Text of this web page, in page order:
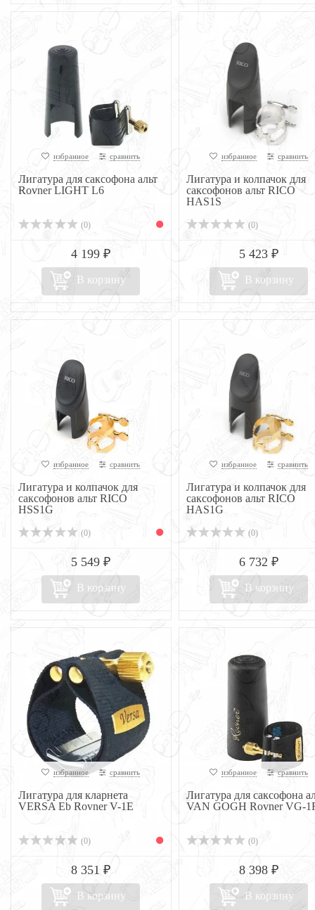
избранное сравнить
Лигатура для саксофона альт
Rovner LIGHT L6
(0)
4 199 ₽
В корзину
избранное сравнить
Лигатура и колпачок для
саксофонов альт RICO
HAS1S
(0)
5 423 ₽
В корзину
избранное сравнить
Лигатура и колпачок для
саксофонов альт RICO
HSS1G
(0)
5 549 ₽
В корзину
избранное сравнить
Лигатура и колпачок для
саксофонов альт RICO
HAS1G
(0)
6 732 ₽
В корзину
избранное сравнить
Лигатура для кларнета
VERSA Eb Rovner V-1E
(0)
8 351 ₽
В корзину
избранное сравнить
Лигатура для саксофона
VAN GOGH Rovner VG-
(0)
8 398 ₽
В корзину